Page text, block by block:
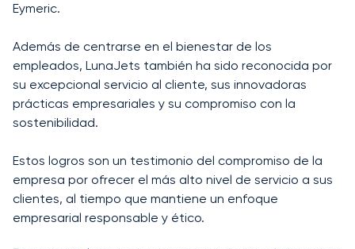
Eymeric.
Además de centrarse en el bienestar de los
empleados, LunaJets también ha sido reconocida por
su excepcional servicio al cliente, sus innovadoras
prácticas empresariales y su compromiso con la
sostenibilidad.
Estos logros son un testimonio del compromiso de la
empresa por ofrecer el más alto nivel de servicio a sus
clientes, al tiempo que mantiene un enfoque
empresarial responsable y ético.